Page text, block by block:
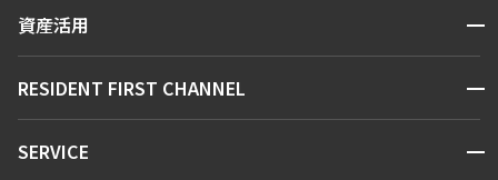
新着情報から探す
お問い合わせ
資産活用 開閉
お問い合わせ
RESIDENT FIRST CHANNEL 開閉
マンションレポート
SERVICE 開閉